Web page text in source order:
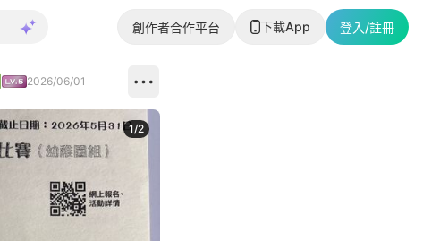
創作者合作平台 下載App 登入/註冊
2026/06/01
1/2